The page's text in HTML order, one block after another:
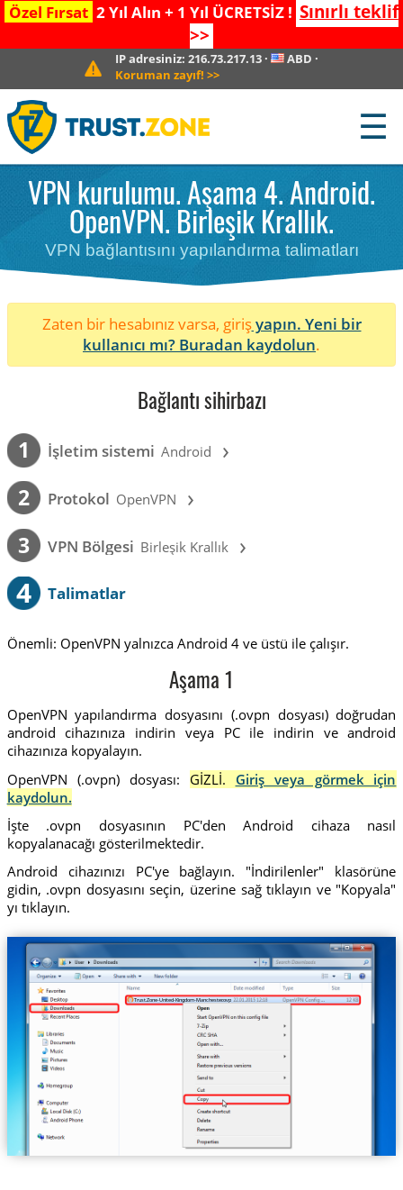
Özel Fırsat 2 Yıl Alın + 1 Yıl ÜCRETSİZ ! Sınırlı teklif
>>
IP adresiniz: 216.73.217.13· ABD ·
Koruman zayıf! >>
☰
VPN kurulumu. Aşama 4. Android.
OpenVPN. Birleşik Krallık.
VPN bağlantısını yapılandırma talimatları
Zaten bir hesabınız varsa, girişyapın. Yeni bir
kullanıcı mı? Buradan kaydolun.
Bağlantı sihirbazı
1 İşletim sistemi Android ›
2 Protokol OpenVPN ›
3 VPN Bölgesi Birleşik Krallık ›
4 Talimatlar
Önemli: OpenVPN yalnızca Android 4 ve üstü ile çalışır.
Aşama 1
OpenVPN yapılandırma dosyasını (.ovpn dosyası) doğrudan
android cihazınıza indirin veya PC ile indirin ve android
cihazınıza kopyalayın.
OpenVPN (.ovpn) dosyası:
GİZLİ. Giriş veya görmek için
kaydolun.
İşte .ovpn dosyasının PC'den Android cihaza nasıl
kopyalanacağı gösterilmektedir.
Android cihazınızı PC'ye bağlayın. "İndirilenler" klasörüne
gidin, .ovpn dosyasını seçin, üzerine sağ tıklayın ve "Kopyala"
yı tıklayın.
Trust.Zone-United-Kingdom-Manchester.ovpn